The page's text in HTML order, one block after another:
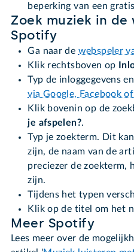
beperking van een
Zoek muziek in
Spotify
Ga naar de webspeler
Klik rechtsboven op
Typ de inloggegevens
via Google, Facebook
Klik bovenin op de
je afspelen?.
Typ je zoekterm. Dit
zijn, de naam van de
preciezer de zoekterm,
zijn.
Tijdens het typen
Klik op de titel om het
Meer Spotify
Lees meer over de